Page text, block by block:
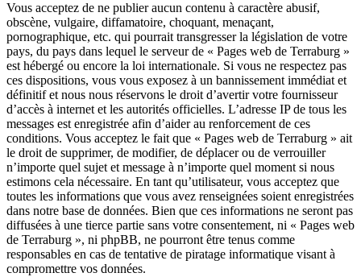
Vous acceptez de ne publier aucun contenu à caractère abusif,
obscène, vulgaire, diffamatoire, choquant, menaçant,
pornographique, etc. qui pourrait transgresser la législation de votre
pays, du pays dans lequel le serveur de « Pages web de Terraburg »
est hébergé ou encore la loi internationale. Si vous ne respectez pas
ces dispositions, vous vous exposez à un bannissement immédiat et
définitif et nous nous réservons le droit d’avertir votre fournisseur
d’accès à internet et les autorités officielles. L’adresse IP de tous les
messages est enregistrée afin d’aider au renforcement de ces
conditions. Vous acceptez le fait que « Pages web de Terraburg » ait
le droit de supprimer, de modifier, de déplacer ou de verrouiller
n’importe quel sujet et message à n’importe quel moment si nous
estimons cela nécessaire. En tant qu’utilisateur, vous acceptez que
toutes les informations que vous avez renseignées soient enregistrées
dans notre base de données. Bien que ces informations ne seront pas
diffusées à une tierce partie sans votre consentement, ni « Pages web
de Terraburg », ni phpBB, ne pourront être tenus comme
responsables en cas de tentative de piratage informatique visant à
compromettre vos données.